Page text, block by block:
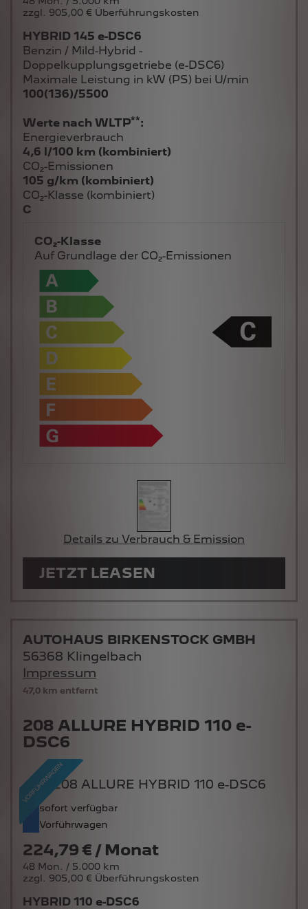
zzgl. 905,00 € Überführungskosten
HYBRID 145 e-DSC6
Benzin / Mild-Hybrid -
Doppelkupplungsgetriebe (e-DSC6)
Maximale Leistung in kW (PS) bei U/min
100(136)/5500
Werte nach WLTP**:
Energieverbrauch
4,6 l/100 km (kombiniert)
CO₂-Emissionen
105 g/km (kombiniert)
CO₂-Klasse (kombiniert)
C
CO₂-Klasse
Auf Grundlage der CO₂-Emissionen
Details zu Verbrauch & Emission
JETZT LEASEN
47,0 km entfernt
208 ALLURE HYBRID 110 e-
DSC6
sofort verfügbar
Vorführwagen
224,79 € / Monat
48 Mon. / 5.000 km
zzgl. 905,00 € Überführungskosten
AUTOHAUS BIRKENSTOCK GMBH
56368 Klingelbach
Impressum
HYBRID 110 e-DSC6